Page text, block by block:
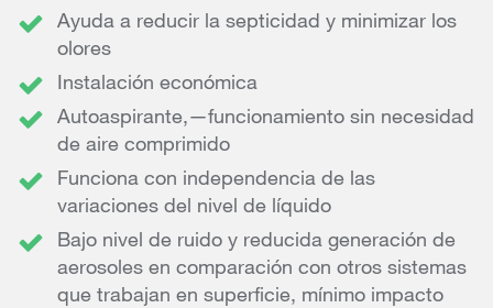
Ayuda a reducir la septicidad y minimizar los
olores
Instalación económica
Autoaspirante,—funcionamiento sin necesidad
de aire comprimido
Funciona con independencia de las
variaciones del nivel de líquido
Bajo nivel de ruido y reducida generación de
aerosoles en comparación con otros sistemas
que trabajan en superficie, mínimo impacto